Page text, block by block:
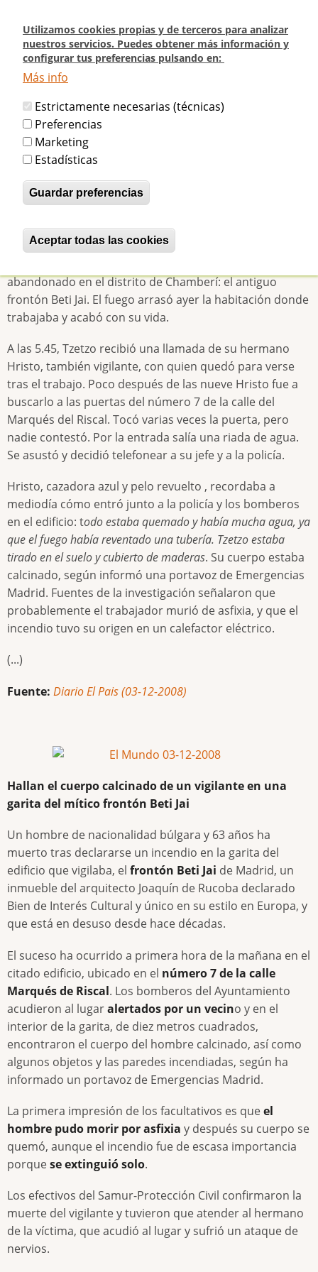
Utilizamos cookies propias y de terceros para analizar
nuestros servicios. Puedes obtener más información y
configurar tus preferencias pulsando en:
Más info
Estrictamente necesarias (técnicas)
Preferencias
Marketing
Estadísticas
Guardar preferencias
Aceptar todas las cookies
Revocar consentimiento
contenido
principal
Inicio Historia del Frontón Beti-Jai
2008 - ¿Incendio intencionado?
betijaimadrid
Fallece en un incendio un vigilante del antiguo
Tzetzo Ivanov Filipov era búlgaro y tenía 63 años. Desde
abandonado en el distrito de Chamberí: el antiguo
frontón Beti Jai. El fuego arrasó ayer la habitación donde
trabajaba y acabó con su vida.
A las 5.45, Tzetzo recibió una llamada de su hermano
Hristo, también vigilante, con quien quedó para verse
tras el trabajo. Poco después de las nueve Hristo fue a
buscarlo a las puertas del número 7 de la calle del
Marqués del Riscal. Tocó varias veces la puerta, pero
nadie contestó. Por la entrada salía una riada de agua.
Se asustó y decidió telefonear a su jefe y a la policía.
Hristo, cazadora azul y pelo revuelto , recordaba a
mediodía cómo entró junto a la policía y los bomberos
en el edificio: todo estaba quemado y había mucha agua, ya
que el fuego había reventado una tubería. Tzetzo estaba
tirado en el suelo y cubierto de maderas. Su cuerpo estaba
calcinado, según informó una portavoz de Emergencias
Madrid. Fuentes de la investigación señalaron que
probablemente el trabajador murió de asfixia, y que el
incendio tuvo su origen en un calefactor eléctrico.
(...)
Fuente: Diario El Pais (03-12-2008)
Hallan el cuerpo calcinado de un vigilante en una
garita del mítico frontón Beti Jai
Un hombre de nacionalidad búlgara y 63 años ha
muerto tras declararse un incendio en la garita del
edificio que vigilaba, el frontón Beti Jai de Madrid, un
inmueble del arquitecto Joaquín de Rucoba declarado
Bien de Interés Cultural y único en su estilo en Europa, y
que está en desuso desde hace décadas.
El suceso ha ocurrido a primera hora de la mañana en el
citado edificio, ubicado en el número 7 de la calle
Marqués de Riscal. Los bomberos del Ayuntamiento
acudieron al lugaralertados por un vecino y en el
interior de la garita, de diez metros cuadrados,
encontraron el cuerpo del hombre calcinado, así como
algunos objetos y las paredes incendiadas, según ha
informado un portavoz de Emergencias Madrid.
La primera impresión de los facultativos es queel
hombre pudo morir por asfixia y después su cuerpo se
quemó, aunque el incendio fue de escasa importancia
porquese extinguió solo.
Los efectivos del Samur-Protección Civil confirmaron la
muerte del vigilante y tuvieron que atender al hermano
de la víctima, que acudió al lugar y sufrió un ataque de
nervios.